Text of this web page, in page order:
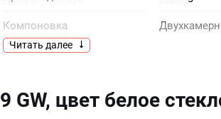
Компоновка
Общий объем, л
Читать далее
GW, цвет белое